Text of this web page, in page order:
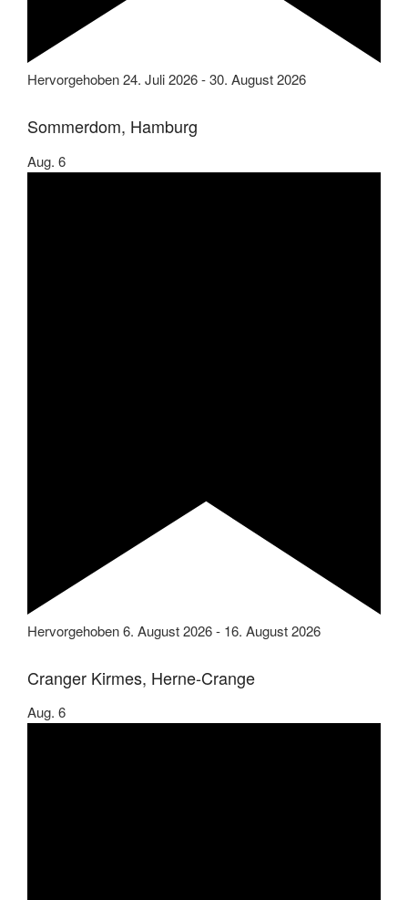
Hervorgehoben24. Juli 2026-30. August 2026
Sommerdom, Hamburg
Aug. 6
Hervorgehoben6. August 2026- 16. August 2026
Cranger Kirmes, Herne-Crange
Aug. 6